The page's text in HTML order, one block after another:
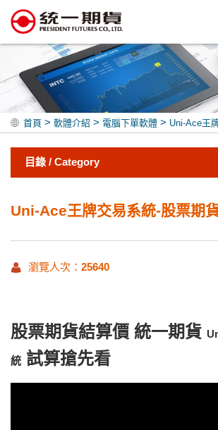
首頁 > 軟體介紹 > 電腦下單軟體 > Uni-Ace王
目錄 / Category
Uni-Ace王牌交易系統-股票期
瀏覽人次： 25640
股票期貨結算價 統一期貨
統 試算搶先看